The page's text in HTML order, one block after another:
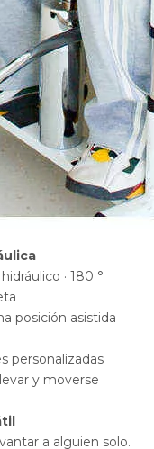
· 180 °
posición asistida
personalizadas
y moverse
a alguien solo.